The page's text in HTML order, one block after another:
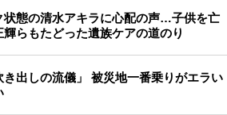
状態の清水アキラに心配の声…子供を亡
輝らもたどった遺族ケアの道のり
き出しの流儀」 被災地一番乗りがエラい